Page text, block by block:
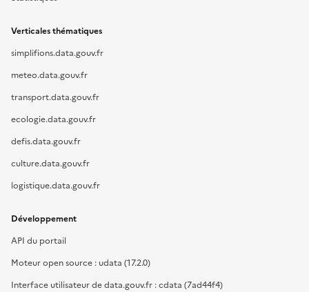
Verticales thématiques
simplifions.data.gouv.fr
meteo.data.gouv.fr
transport.data.gouv.fr
ecologie.data.gouv.fr
defis.data.gouv.fr
culture.data.gouv.fr
logistique.data.gouv.fr
Développement
API du portail
Moteur open source : udata (17.2.0)
Interface utilisateur de data.gouv.fr : cdata (7ad44f4)